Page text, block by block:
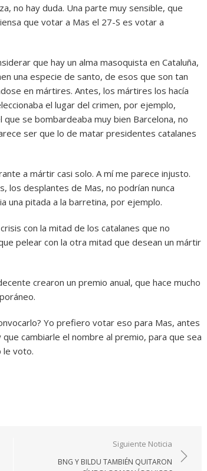
no hay duda. Una parte muy sensible, que
que votar a Mas el 27-S es votar a
que hay un alma masoquista en Cataluña,
una especie de santo, de esos que son tan
en mártires. Antes, los mártires los hacía
el lugar del crimen, por ejemplo,
se bombardeaba muy bien Barcelona, no
ser que lo de matar presidentes catalanes
a mártir casi solo. A mí me parece injusto.
los desplantes de Mas, no podrían nunca
una pitada a la barretina, por ejemplo.
con la mitad de los catalanes que no
pelear con la otra mitad que desean un mártir
crearon un premio anual, que hace mucho
Yo prefiero votar eso para Mas, antes
cambiarle el nombre al premio, para que sea
le voto.
Siguiente Noticia
BNG Y BILDU TAMBIÉN QUITARON